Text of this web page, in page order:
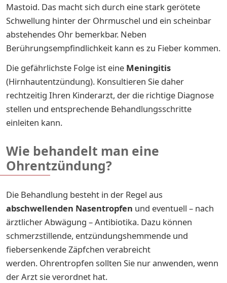
Mastoid. Das macht sich durch eine stark gerötete
Schwellung hinter der Ohrmuschel und ein scheinbar
abstehendes Ohr bemerkbar. Neben
Berührungsempfindlichkeit kann es zu Fieber kommen.
Die gefährlichste Folge ist eine Meningitis
(Hirnhautentzündung). Konsultieren Sie daher
rechtzeitig Ihren Kinderarzt, der die richtige Diagnose
stellen und entsprechende Behandlungsschritte
einleiten kann.
Wie behandelt man eine
Ohrentzündung?
Die Behandlung besteht in der Regel aus
abschwellenden Nasentropfen und eventuell – nach
ärztlicher Abwägung – Antibiotika. Dazu können
schmerzstillende, entzündungshemmende und
fiebersenkende Zäpfchen verabreicht
werden. Ohrentropfen sollten Sie nur anwenden, wenn
der Arzt sie verordnet hat.